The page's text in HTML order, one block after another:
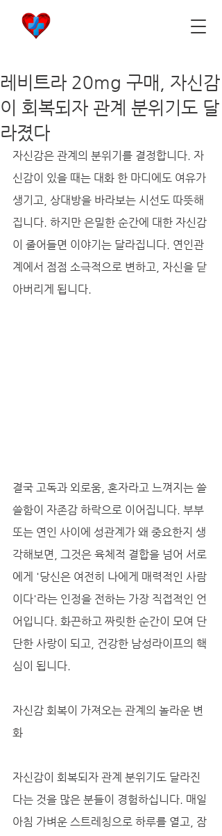
레비트라 20mg 구매, 자신감
이 회복되자 관계 분위기도 달
라졌다
자신감은 관계의 분위기를 결정합니다. 자
신감이 있을 때는 대화 한 마디에도 여유가
생기고, 상대방을 바라보는 시선도 따뜻해
집니다. 하지만 은밀한 순간에 대한 자신감
이 줄어들면 이야기는 달라집니다. 연인관
계에서 점점 소극적으로 변하고, 자신을 닫
아버리게 됩니다.
결국 고독과 외로움, 혼자라고 느껴지는 쓸
쓸함이 자존감 하락으로 이어집니다. 부부
또는 연인 사이에 성관계가 왜 중요한지 생
각해보면, 그것은 육체적 결합을 넘어 서로
에게 '당신은 여전히 나에게 매력적인 사람
이다'라는 인정을 전하는 가장 직접적인 언
어입니다. 화끈하고 짜릿한 순간이 모여 단
단한 사랑이 되고, 건강한 남성라이프의 핵
심이 됩니다.
자신감 회복이 가져오는 관계의 놀라운 변
화
자신감이 회복되자 관계 분위기도 달라진
다는 것을 많은 분들이 경험하십니다. 매일
아침 가벼운 스트레칭으로 하루를 열고, 잠